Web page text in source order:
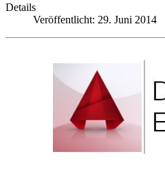
Details
Veröffentlicht: 29. Juni 2014